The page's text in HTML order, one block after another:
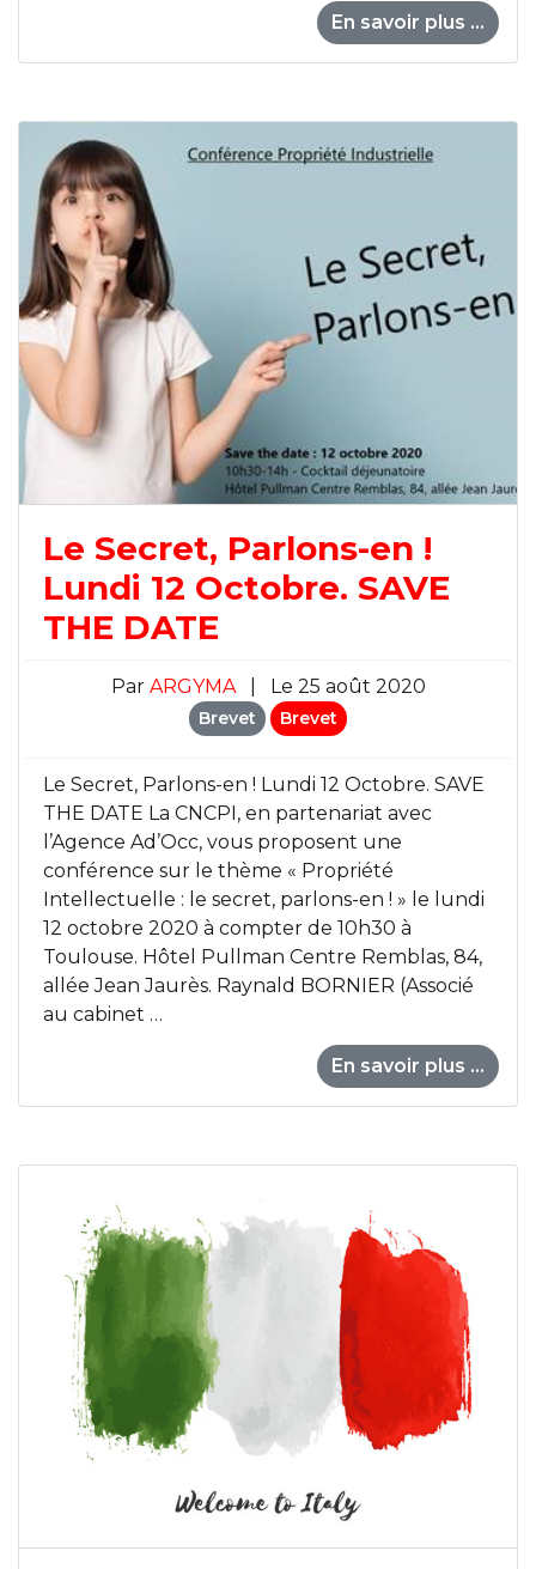
En savoir plus ...
Le Secret, Parlons-en !
Lundi 12 Octobre. SAVE
THE DATE
Par ARGYMA Le 25 août 2020
Brevet Brevet
Le Secret, Parlons-en ! Lundi 12 Octobre. SAVE
THE DATE La CNCPI, en partenariat avec
l’Agence Ad’Occ, vous proposent une
conférence sur le thème « Propriété
Intellectuelle : le secret, parlons-en ! » le lundi
12 octobre 2020 à compter de 10h30 à
Toulouse. Hôtel Pullman Centre Remblas, 84,
allée Jean Jaurès. Raynald BORNIER (Associé
au cabinet …
En savoir plus ...